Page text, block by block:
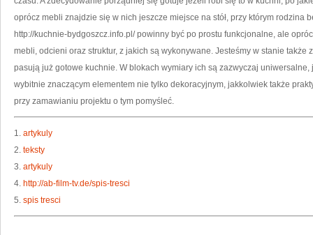
oprócz mebli znajdzie się w nich jeszcze miejsce na stół, przy którym rodzina
http://kuchnie-bydgoszcz.info.pl/ powinny być po prostu funkcjonalne, ale
mebli, odcieni oraz struktur, z jakich są wykonywane. Jesteśmy w stanie
pasują już gotowe kuchnie. W blokach wymiary ich są zazwyczaj
wybitnie znaczącym elementem nie tylko dekoracyjnym, jakkolwiek także
przy zamawianiu projektu o tym pomyśleć.
1. artykuly
2. teksty
3. artykuly
4. http://ab-film-tv.de/spis-tresci
5. spis tresci